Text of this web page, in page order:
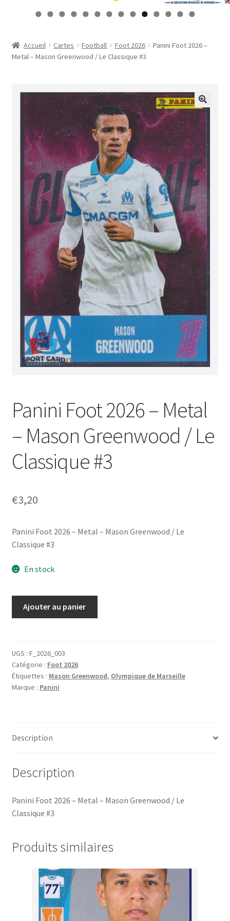
Contact
Mon compte
Panier
Validation de la commande
0 1 2 3 4
Accueil Cartes Football Foot 2026
Panini Foot 2026 –
Metal – Mason Greenwood / Le Classique #3
Panini Foot 2026 – Metal
– Mason Greenwood / Le
Classique #3
€3,20
Panini Foot 2026 – Metal – Mason Greenwood / Le
Classique #3
En stock
2026
-
Metal
-
Le
#3
Ajouter au panier
UGS : F_2026_003
Catégorie : Foot 2026
Étiquettes : Mason Greenwood, Olympique de Marseille
Marque : Panini
Description
Description
Panini Foot 2026 – Metal – Mason Greenwood / Le
Classique #3
Produits similaires